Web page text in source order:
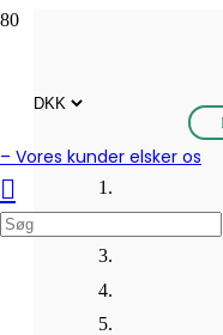
– Vores kunder elsker os